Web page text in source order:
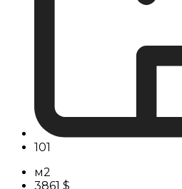
101
м2
3861 $